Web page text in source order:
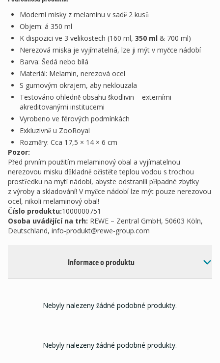
Moderní misky z melaminu v sadě 2 kusů
Objem: á 350 ml
K dispozici ve 3 velikostech (160 ml, 350 ml & 700 ml)
Nerezová miska je vyjímatelná, lze ji mýt v myčce nádobí
Barva: Šedá nebo bílá
Materiál: Melamin, nerezová ocel
S gumovým okrajem, aby neklouzala
Testováno ohledně obsahu škodlivin – externími
akreditovanými institucemi
Vyrobeno ve férových podmínkách
Exkluzivně u ZooRoyal
Rozměry: Cca 17,5 × 14 × 6 cm
Pozor:
Před prvním použitím melaminový obal a vyjímatelnou
nerezovou misku důkladně očistěte teplou vodou s trochou
prostředku na mytí nádobí, abyste odstranili případné zbytky
z výroby a skladování! V myčce nádobí lze mýt pouze nerezovou
ocel, nikoli melaminový obal!
Číslo produktu:1000000751
Osoba uvádějící na trh: REWE – Zentral GmbH, 50603 Köln,
Deutschland, info-produkt@rewe-group.com
Informace o produktu
Nebyly nalezeny žádné podobné produkty.
Nebyly nalezeny žádné podobné produkty.